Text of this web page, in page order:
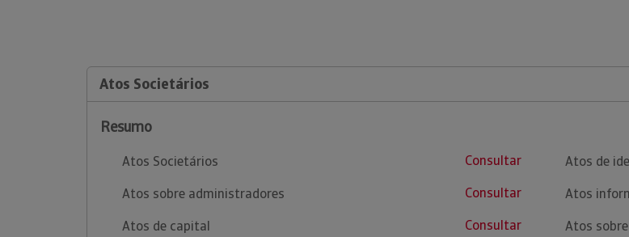
Atos Societários
Resumo
Atos Societários
Consultar
Atos sobre administradores
Consultar
Atos de capital
Consultar
Atos de
Atos
Atos